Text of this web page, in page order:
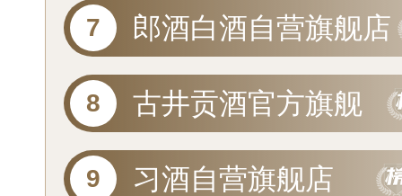
郎酒白酒自营旗舰店
古井贡酒官方旗舰
店
习酒自营旗舰店